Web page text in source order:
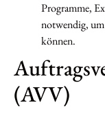
Programme,
notwendig,
können.
(AVV)